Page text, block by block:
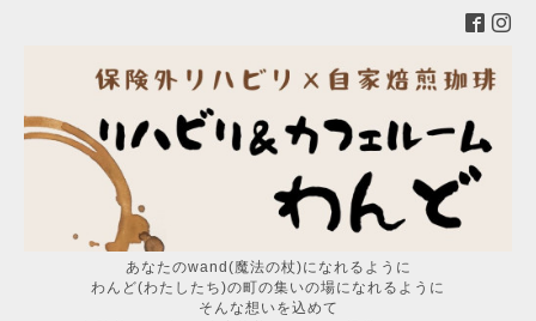
あなたのwand(魔法の杖)になれるように
わんど(わたしたち)の町の集いの場になれるように
そんな想いを込めて